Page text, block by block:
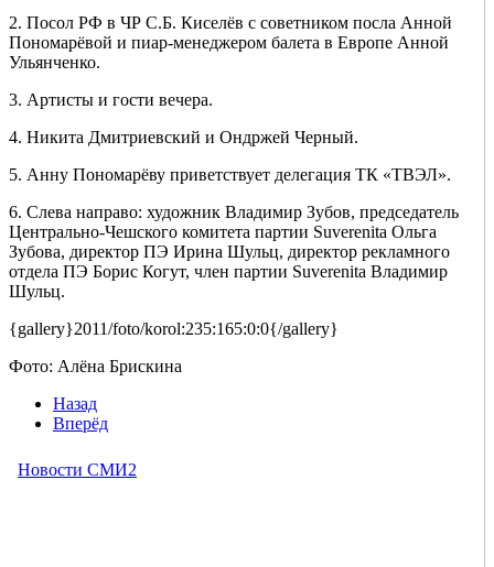
2. Посол РФ в ЧР С.Б. Киселёв с советником посла Анной
Пономарёвой и пиар-менеджером балета в Европе Анной
Ульянченко.
3. Артисты и гости вечера.
4. Никита Дмитриевский и Ондржей Черный.
5. Анну Пономарёву приветствует делегация ТК «ТВЭЛ».
6. Слева направо: художник Владимир Зубов, председатель
Центрально-Чешского комитета партии Suverenita Ольга
Зубова, директор ПЭ Ирина Шульц, директор рекламного
отдела ПЭ Борис Когут, член партии Suverenita Владимир
Шульц.
{gallery}2011/foto/korol:235:165:0:0{/gallery}
Фото: Алёна Брискина
Назад
Вперёд